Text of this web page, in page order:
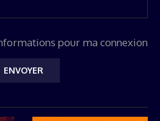
pour ma connexion